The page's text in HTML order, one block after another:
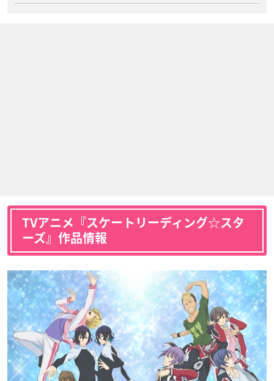
TVアニメ『スケートリーディング☆スタ
ーズ』作品情報